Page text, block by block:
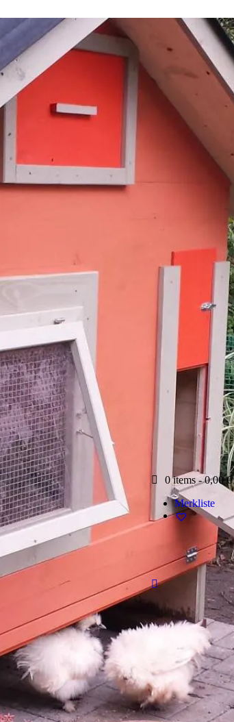
0 items - 0,00 €
Merkliste